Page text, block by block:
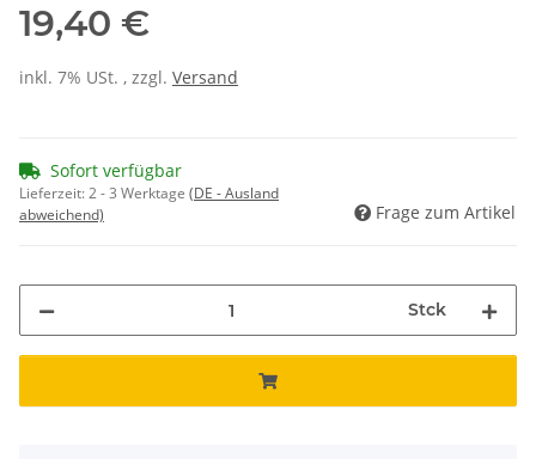
19,40 €
inkl. 7% USt. , zzgl. Versand
Sofort verfügbar
Lieferzeit:2 - 3 Werktage (DE - Ausland
abweichend)
Frage zum Artikel
Stck